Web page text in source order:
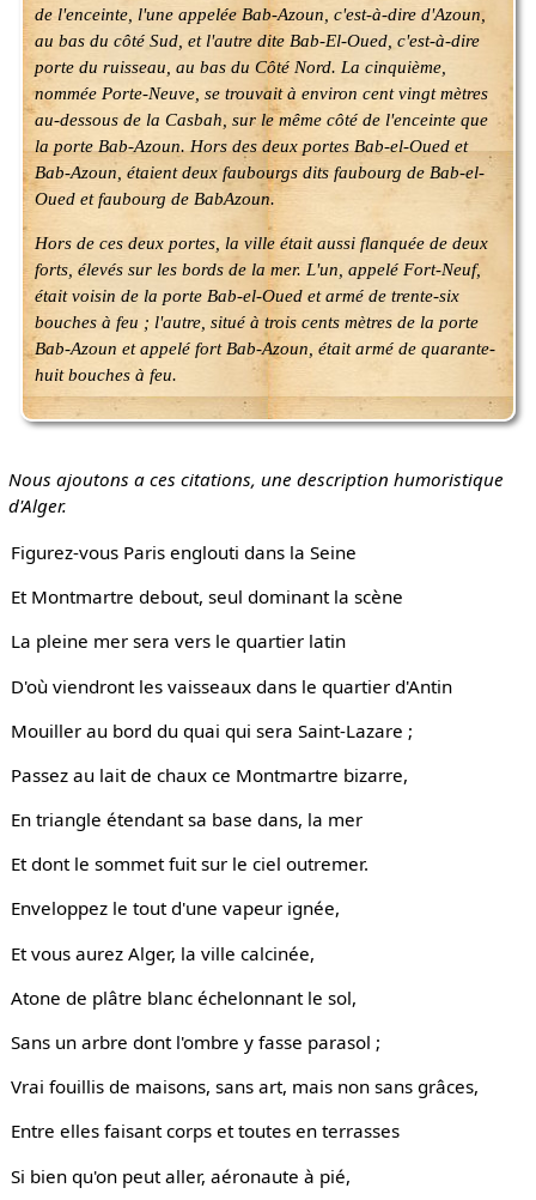
de l'enceinte, l'une appelée Bab-Azoun, c'est-à-dire d'Azoun,
au bas du côté Sud, et l'autre dite Bab-El-Oued, c'est-à-dire
porte du ruisseau, au bas du Côté Nord. La cinquième,
nommée Porte-Neuve, se trouvait à environ cent vingt mètres
au-dessous de la Casbah, sur le même côté de l'enceinte que
la porte Bab-Azoun. Hors des deux portes Bab-el-Oued et
Bab-Azoun, étaient deux faubourgs dits faubourg de Bab-el-
Oued et faubourg de BabAzoun.
Hors de ces deux portes, la ville était aussi flanquée de deux
forts, élevés sur les bords de la mer. L'un, appelé Fort-Neuf,
était voisin de la porte Bab-el-Oued et armé de trente-six
bouches à feu ; l'autre, situé à trois cents mètres de la porte
Bab-Azoun et appelé fort Bab-Azoun, était armé de quarante-
huit bouches à feu.
Nous ajoutons a ces citations, une description humoristique
d'Alger.
Figurez-vous Paris englouti dans la Seine
Et Montmartre debout, seul dominant la scène
La pleine mer sera vers le quartier latin
D'où viendront les vaisseaux dans le quartier d'Antin
Mouiller au bord du quai qui sera Saint-Lazare ;
Passez au lait de chaux ce Montmartre bizarre,
En triangle étendant sa base dans, la mer
Et dont le sommet fuit sur le ciel outremer.
Enveloppez le tout d'une vapeur ignée,
Et vous aurez Alger, la ville calcinée,
Atone de plâtre blanc échelonnant le sol,
Sans un arbre dont l'ombre y fasse parasol ;
Vrai fouillis de maisons, sans art, mais non sans grâces,
Entre elles faisant corps et toutes en terrasses
Si bien qu'on peut aller, aéronaute à pié,